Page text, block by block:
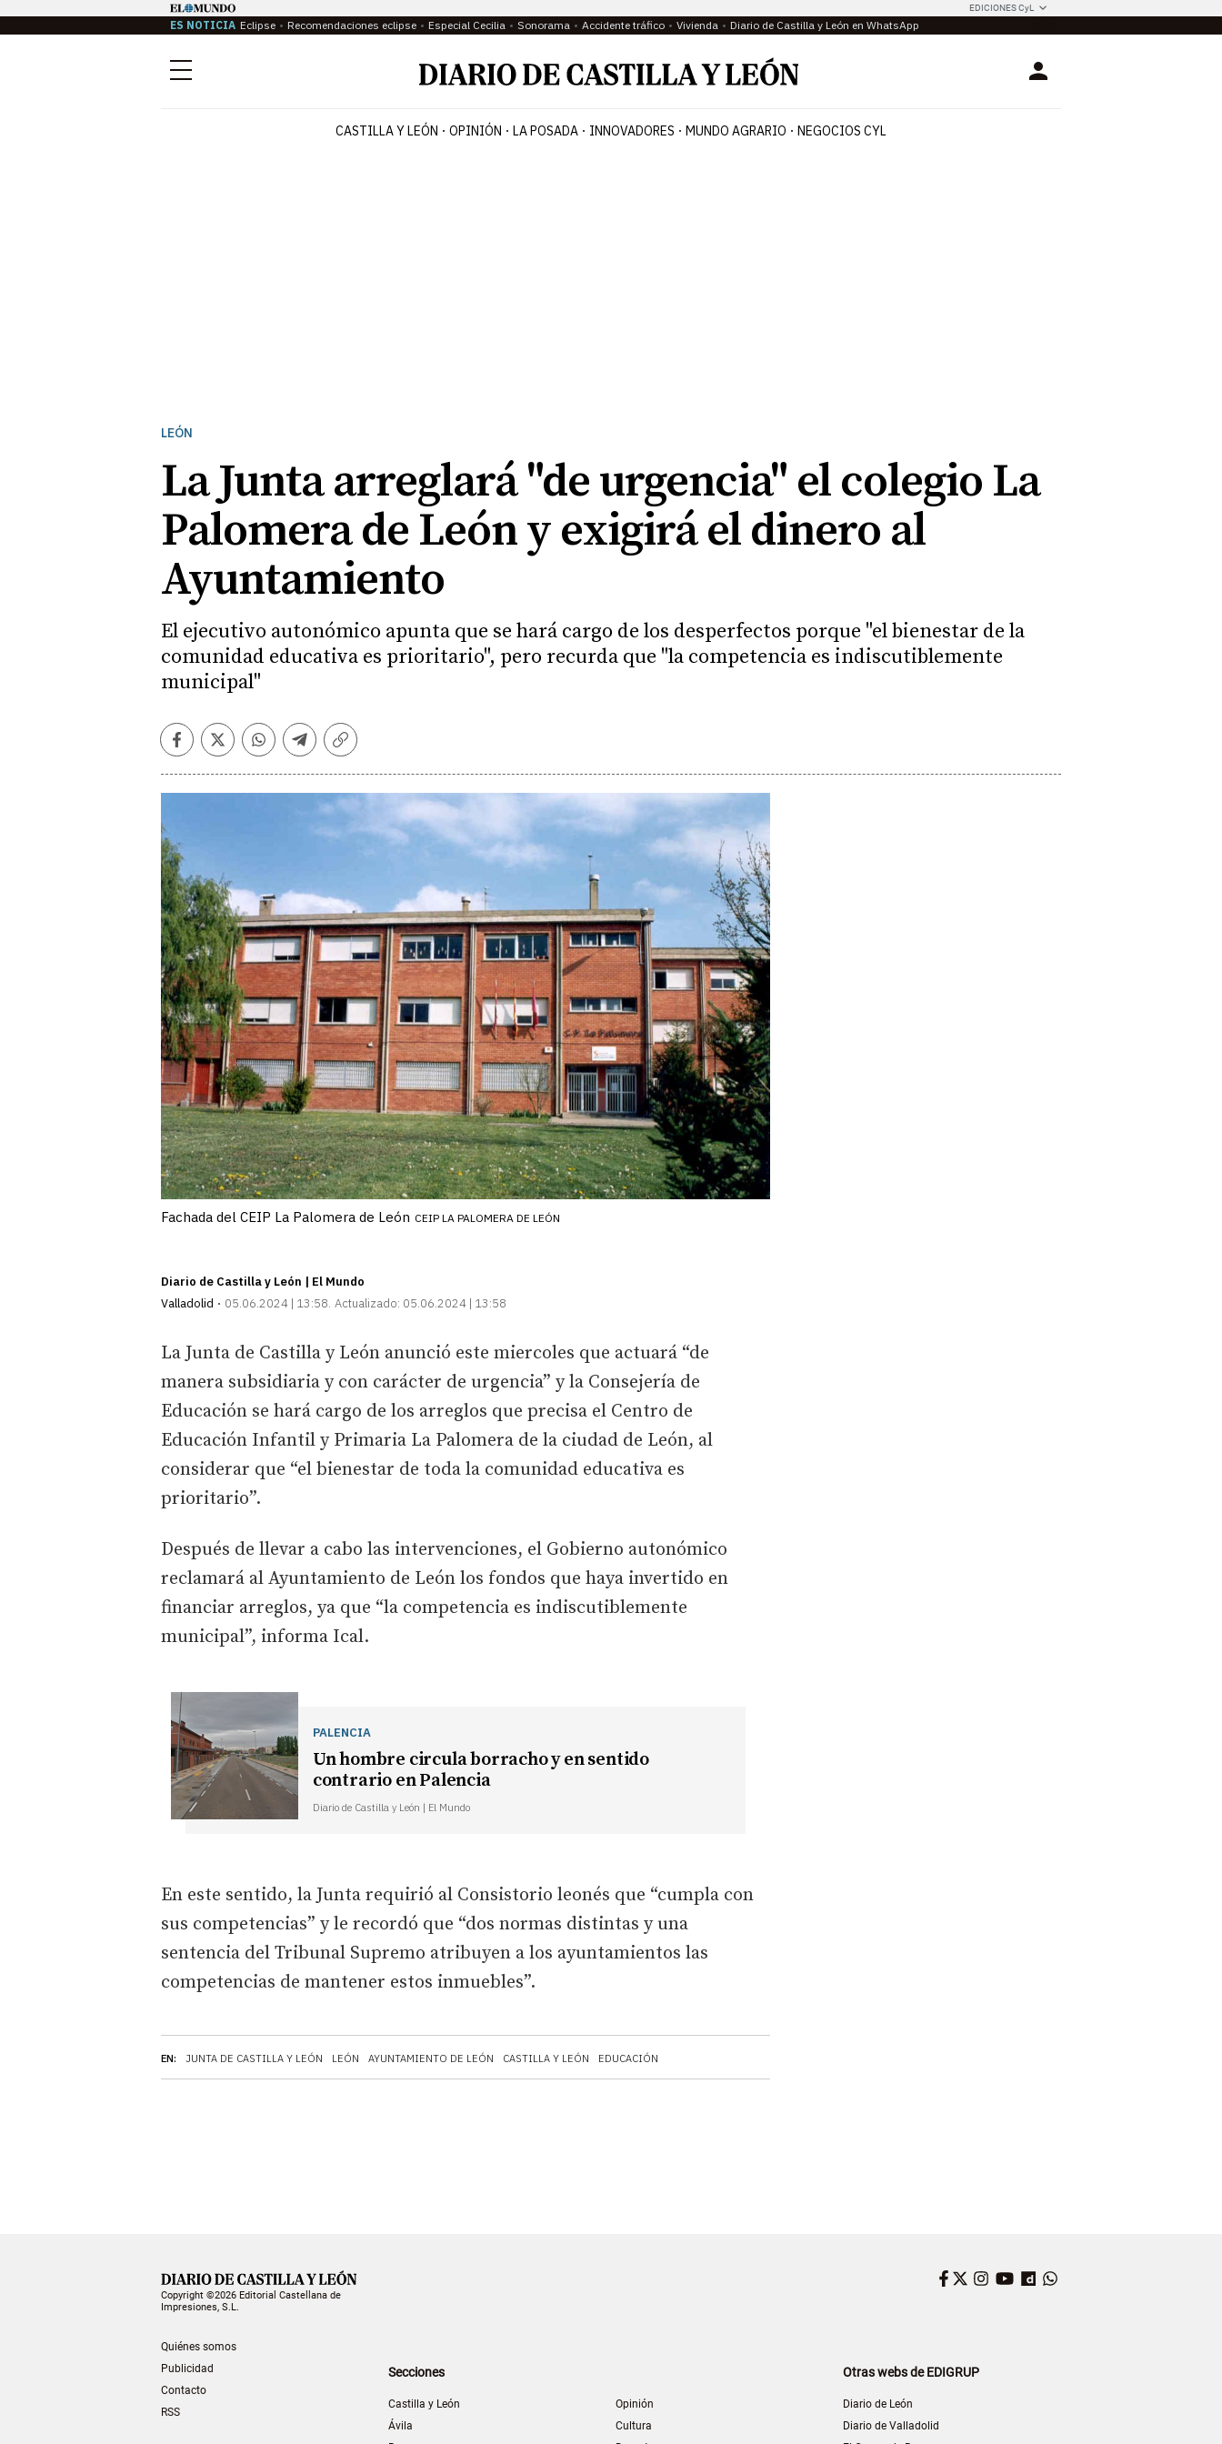
EDICIONES CyL
ES NOTICIA Eclipse Recomendaciones eclipse Especial Cecilia Sonorama Accidente tráfico Vivienda Diario de Castilla y León en WhatsApp
Menú Login
CASTILLA Y LEÓN OPINIÓN LA POSADA INNOVADORES MUNDO AGRARIO NEGOCIOS CYL
LEÓN
La Junta arreglará "de urgencia" el colegio La
Palomera de León y exigirá el dinero al
Ayuntamiento
El ejecutivo autonómico apunta que se hará cargo de los desperfectos porque "el bienestar de la
comunidad educativa es prioritario", pero recurda que "la competencia es indiscutiblemente
municipal"
Facebook
TwitterWhatsapp
Telegram
Copiar
Fachada del CEIP La Palomera de León CEIP LA PALOMERA DE LEÓN
Diario de Castilla y León | El Mundo
Valladolid
05.06.2024 | 13:58 Actualizado: 05.06.2024 | 13:58
EN: JUNTA DE CASTILLA Y LEÓN LEÓN AYUNTAMIENTO DE LEÓN CASTILLA Y LEÓN EDUCACIÓN
La Junta de Castilla y León anunció este miercoles que actuará “de
manera subsidiaria y con carácter de urgencia” y la Consejería de
Educación se hará cargo de los arreglos que precisa el Centro de
Educación Infantil y Primaria La Palomera de la ciudad de León, al
considerar que “el bienestar de toda la comunidad educativa es
prioritario”.
Después de llevar a cabo las intervenciones, el Gobierno autonómico
reclamará al Ayuntamiento de León los fondos que haya invertido en
financiar arreglos, ya que “la competencia es indiscutiblemente
municipal”, informa Ical.
PALENCIA
Un hombre circula borracho y en sentido
contrario en Palencia
Diario de Castilla y León | El Mundo
En este sentido, la Junta requirió al Consistorio leonés que “cumpla con
sus competencias” y le recordó que “dos normas distintas y una
sentencia del Tribunal Supremo atribuyen a los ayuntamientos las
competencias de mantener estos inmuebles”.
Copyright ©2026 Editorial Castellana de
Impresiones, S.L.
Quiénes somos
Publicidad
Contacto
RSS
Facebook
Twitter
Instagram
YouTube
Dailymotion
Secciones
Castilla y León
Ávila
Opinión
Cultura
Otras webs de EDIGRUP
Diario de León
Diario de Valladolid